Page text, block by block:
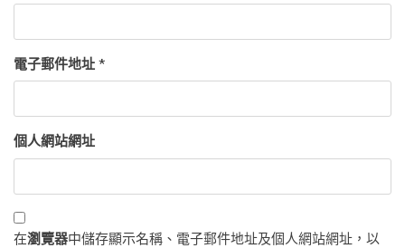
電子郵件地址 *
個人網站網址
在瀏覽器中儲存顯示名稱、電子郵件地址及個人網站網址，以